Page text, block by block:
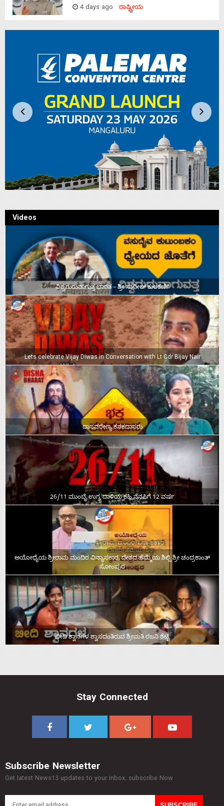
4 days ago ರಾಷ್ಟ್ರೀಯ
Videos
ವಿಶ್ವಗುರುವಾಗುತ್ತ ಭಾರತ – ಶ್ರೀ ಸುನೀಲ್‌ ಕುಲಕರ್ಣಿ
Lets celebrate Vijay Diwas in Conversation with Lt Cdr Bijay Nair
ದಾಸವರೇಣ್ಯ ಕನಕದಾಸರು
26/11 ಮುಂಬೈ ಉಗ್ರ ದಾಳಿಯ ಕಹಿ ನೆನಪಿಗೆ 12 ವರ್ಷ
ಅಯೋಧ್ಯೆಯ ಶ್ರೀರಾಮ ಮಂದಿರ ವಿನ್ಯಾಸಕಾರ, ದೇಶದ ಹೆಮ್ಮೆಯ ಶಿಲ್ಪಿ ಶ್ರೀ ಚಂದ್ರಕಾಂತ್‌
ಸೋಂಪುರ
ಬೀದಿ ಶ್ವಾನಗಳ ಶ್ವಾಸದಂತಿರುವ ಶ್ರೀಮತಿ ರಜನಿ ಶೆಟ್ಟಿ
Stay Connected
Subscribe Newsletter
Get latest News13 updates to your inbox. subscribe Now